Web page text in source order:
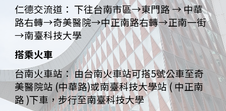
仁德交流道： 下往台南市區→東門路 → 中華
路右轉→奇美醫院→中正南路右轉→正南一街
→南臺科技大學
搭乘火車
台南火車站： 由台南火車站可搭5號公車至奇
美醫院站 (中華路)或南臺科技大學站 ( 中正南
路 )下車，步行至南臺科技大學